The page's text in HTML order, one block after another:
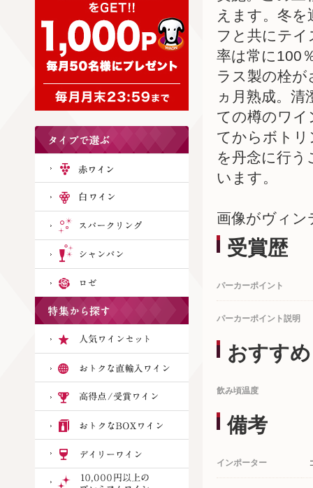
えます。冬
フと共にテ
率は常に100
ラス製の栓が
ヵ月熟成。
ての樽のワイ
てからボトリ
を丹念に行う
います。
画像がヴィン
受賞歴
パーカーポイント
パーカーポイント説明
おすすめ
飲み頃温度
備考
インポーター